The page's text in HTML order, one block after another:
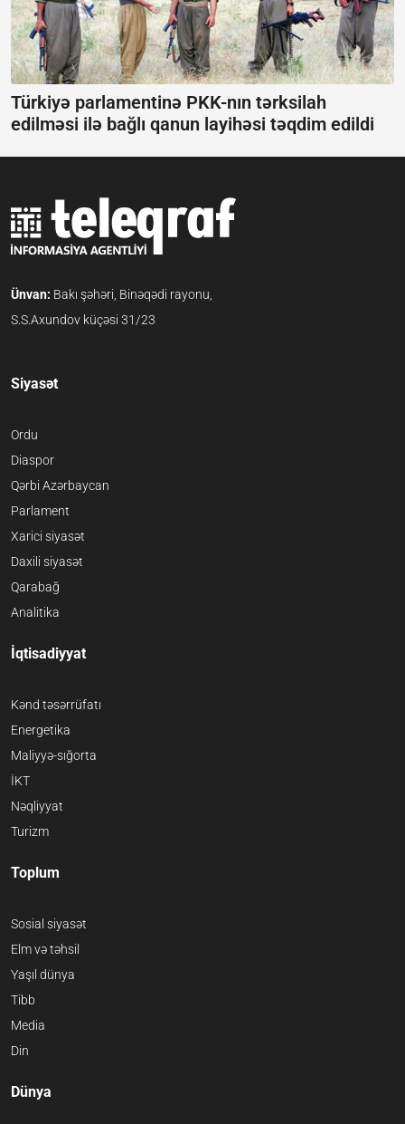
Türkiyə parlamentinə PKK-nın tərksilah
edilməsi ilə bağlı qanun layihəsi təqdim edildi
Ünvan: Bakı şəhəri, Binəqədi rayonu,
S.S.Axundov küçəsi 31/23
Siyasət
Ordu
Diaspor
Qərbi Azərbaycan
Parlament
Xarici siyasət
Daxili siyasət
Qarabağ
Analitika
İqtisadiyyat
Kənd təsərrüfatı
Energetika
Maliyyə-sığorta
İKT
Nəqliyyat
Turizm
Toplum
Sosial siyasət
Elm və təhsil
Yaşıl dünya
Tibb
Media
Din
Dünya